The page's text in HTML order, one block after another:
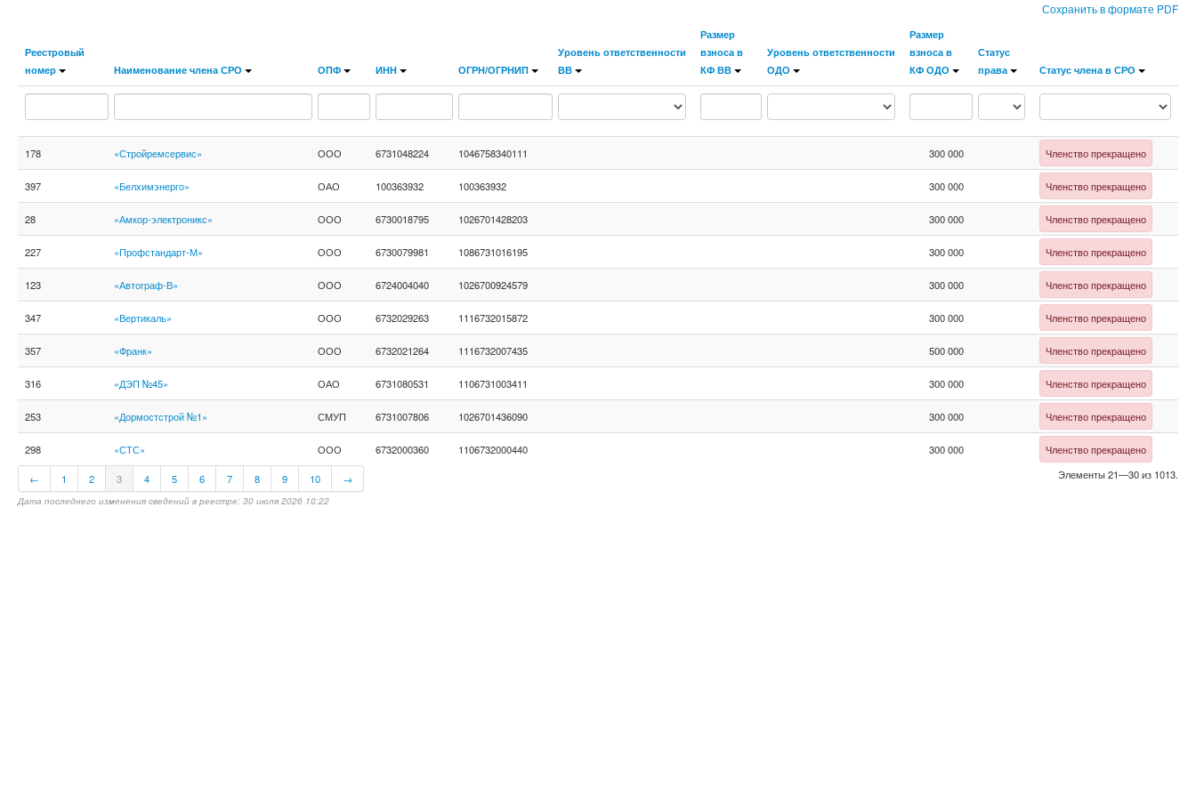
Сохранить в формате PDF
Реестровый
номер
Наименование члена СРО ОПФ ИНН ОГРН/ОГРНИП
Уровень ответственности
ВВ
Размер
взноса в
КФ ВВ
Уровень ответственности
ОДО
Размер
взноса в
КФ ОДО
Статус
права
Статус члена в СРО
178 «Стройремсервис» ООО 6731048224 1046758340111 300 000 Членство прекращено
397 «Белхимэнерго» ОАО 100363932 100363932 300 000 Членство прекращено
28 «Амкор-электроникс» ООО 6730018795 1026701428203 300 000 Членство прекращено
227 «Профстандарт-М» ООО 6730079981 1086731016195 300 000 Членство прекращено
123 «Автограф-В» ООО 6724004040 1026700924579 300 000 Членство прекращено
347 «Вертикаль» ООО 6732029263 1116732015872 300 000 Членство прекращено
357 «Франк» ООО 6732021264 1116732007435 500 000 Членство прекращено
316 «ДЭП №45» ОАО 6731080531 1106731003411 300 000 Членство прекращено
253 «Дормостстрой №1» СМУП 6731007806 1026701436090 300 000 Членство прекращено
298 «СТС» ООО 6732000360 1106732000440 300 000
Членство прекращено
Элементы 21—30 из 1013.
← 1 2 3 4 5 6 7 8 9 10 →
Дата последнего изменения сведений в реестре: 30 июля 2026 10:22